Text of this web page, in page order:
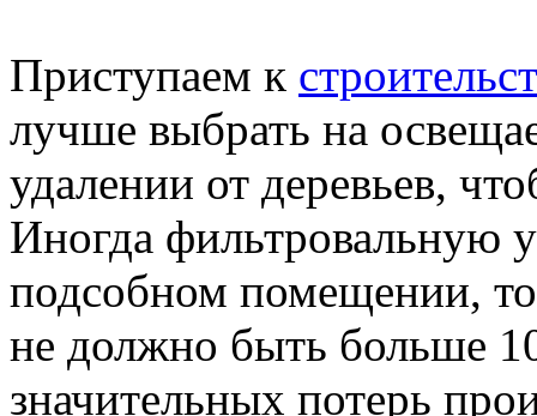
Приступаем к
лучше выбрать на
удалении от деревьев,
Иногда фильтровальную
подсобном помещении,
не должно быть больше
значительных потерь